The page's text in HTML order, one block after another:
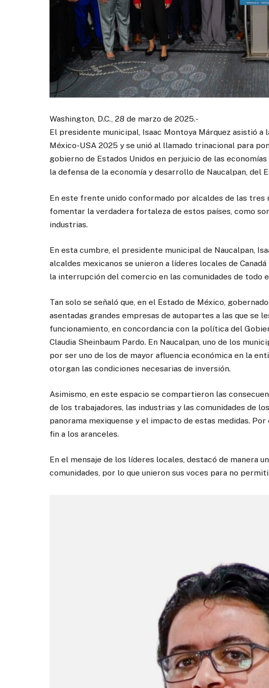
Washington, D.C., 28 de marzo de 2025.-
El presidente municipal, Isaac Montoya Márquez asistió a
México-USA 2025 y se unió al llamado trinacional para
gobierno de Estados Unidos en perjuicio de las
la defensa de la economía y desarrollo de Naucalpan, del
En este frente unido conformado por alcaldes de las tres
fomentar la verdadera fortaleza de estos países, como
industrias.
En esta cumbre, el presidente municipal de Naucalpan,
alcaldes mexicanos se unieron a líderes locales de
la interrupción del comercio en las comunidades de todo
Tan solo se señaló que, en el Estado de México,
asentadas grandes empresas de autopartes a las que se
funcionamiento, en concordancia con la política del
Claudia Sheinbaum Pardo. En Naucalpan, uno de los
por ser uno de los de mayor afluencia económica en la
otorgan las condiciones necesarias de inversión.
Asimismo, en este espacio se compartieron las
de los trabajadores, las industrias y las comunidades de
panorama mexiquense y el impacto de estas medidas.
fin a los aranceles.
En el mensaje de los líderes locales, destacó de manera
comunidades, por lo que unieron sus voces para no